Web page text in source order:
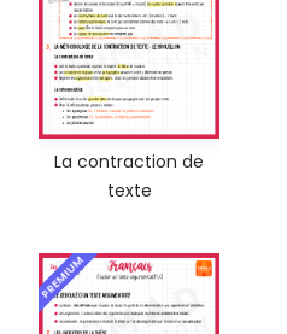
La contraction de
texte
PREMIUM